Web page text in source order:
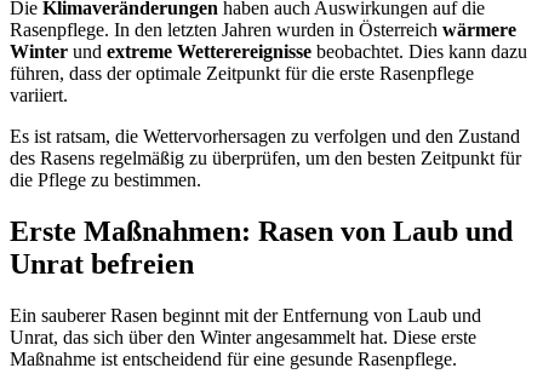
Die Klimaveränderungen haben auch Auswirkungen auf die
Rasenpflege. In den letzten Jahren wurden in Österreich wärmere
Winter und extreme Wetterereignisse beobachtet. Dies kann dazu
führen, dass der optimale Zeitpunkt für die erste Rasenpflege
variiert.
Es ist ratsam, die Wettervorhersagen zu verfolgen und den Zustand
des Rasens regelmäßig zu überprüfen, um den besten Zeitpunkt für
die Pflege zu bestimmen.
Erste Maßnahmen: Rasen von Laub und
Unrat befreien
Ein sauberer Rasen beginnt mit der Entfernung von Laub und
Unrat, das sich über den Winter angesammelt hat. Diese erste
Maßnahme ist entscheidend für eine gesunde Rasenpflege.